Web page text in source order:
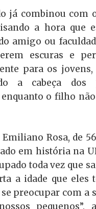
já combinou com
a hora que
amigo ou
escuras e
para os
a cabeça
enquanto o filho
Emiliano Rosa, de
em história na
toda vez que
a idade que eles
preocupar com a
pequenos”,